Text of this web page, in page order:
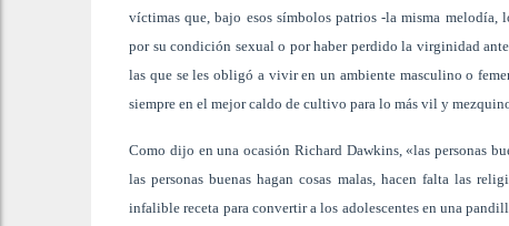
víctimas que, bajo esos símbolos patrios -la misma melodía,
por su condición sexual o por haber perdido la virginidad
las que se les obligó a vivir en un ambiente masculino o
siempre en el mejor caldo de cultivo para lo más vil y
Como dijo en una ocasión Richard Dawkins, «las personas
las personas buenas hagan cosas malas, hacen falta las
infalible receta para convertir a los adolescentes en una